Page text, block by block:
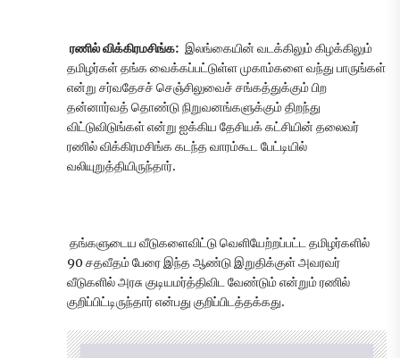
ரணில் விக்கிரமசிங்க: இலங்கையின் வடக்கிலும் கிழக்கிலும்
தமிழர்கள் தங்க வைக்கப்பட்டுள்ள முகாம்களை வந்து பாருங்கள்
என்று சர்வதேசச் செஞ்சிலுவைச் சங்கத்துக்கும் பிற
தன்னார்வத் தொண்டு நிறுவனங்களுக்கும் திறந்து
விட்டுவிடுங்கள் என்று ஐக்கிய தேசியக் கட்சியின் தலைவர்
ரணில் விக்கிரமசிங்க கடந்த வாரம்கூட பேட்டியில்
வலியுறுத்தியிருந்தார்.
தங்களுடைய வீடுகளைவிட்டு வெளியேற்றப்பட்ட தமிழர்களில்
90 சதவீதம் பேரை இந்த ஆண்டு இறுதிக்குள் அவரவர்
வீடுகளில் அரசு குடியமர்த்திவிட வேண்டும் என்றும் ரணில்
குறிப்பிட்டிருந்தார் என்பது குறிப்பிடத்தக்கது.